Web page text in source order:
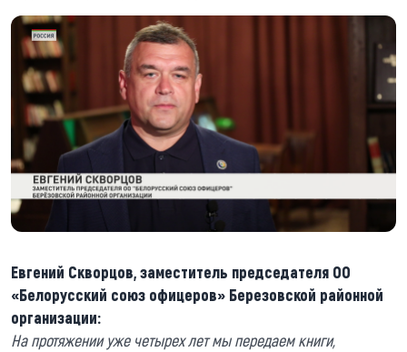
Евгений Скворцов, заместитель председателя ОО
«Белорусский союз офицеров» Березовской районной
организации:
На протяжении уже четырех лет мы передаем книги,